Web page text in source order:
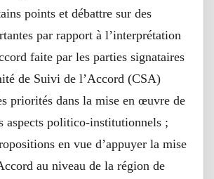
points et débattre sur des
par rapport à l’interprétation
faite par les parties signataires
de Suivi de l’Accord (CSA)
priorités dans la mise en œuvre de
aspects politico-institutionnels ;
en vue d’appuyer la mise
au niveau de la région de